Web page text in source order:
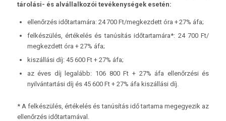
tárolási- és alvállalkozói tevékenységek esetén:
ellenőrzés időtartamára: 24 700 Ft/megkezdett óra + 27% áfa;
felkészülés, értékelés és tanúsítás időtartamára*: 24 700 Ft/
megkezdett óra + 27% áfa;
kiszállási díj: 45 600 Ft + 27% áfa;
az éves díj legalább: 106 800 Ft + 27% áfa ellenőrzési és
nyilvántartási díj és 45 600 Ft + 27% áfa kiszállási díj.
* A felkészülés, értékelés és tanúsítás idő tartama megegyezik az
ellenőrzés időtartamával.